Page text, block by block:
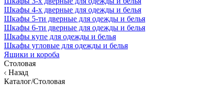
Шкафы 4-х дверные для одежды и белья
Шкафы 5-ти дверные для одежды и белья
Шкафы 6-ти дверные для одежды и белья
Шкафы купе для одежды и белья
Шкафы угловые для одежды и белья
Ящики и короба
Столовая
Назад
Каталог/Столовая